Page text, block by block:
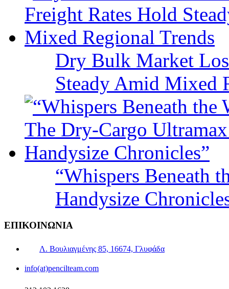
Dry Bulk Market
Steady Amid Mixed
“Whispers Beneath
Handysize
ΕΠΙΚΟΙΝΩΝΙΑ
Λ. Βουλιαγμένης 85, 16674, Γλυφάδα
info(at)pencilteam.com